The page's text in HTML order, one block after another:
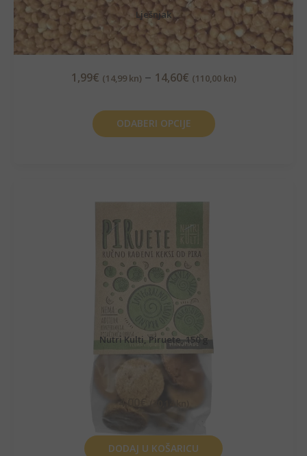
Lješnjak
1,99€ (14,99 kn) – 14,60€ (110,00 kn)
ODABERI OPCIJE
Nutri Kulti, Piruete, 150 g
4,00
DODAJ U KOŠARICU